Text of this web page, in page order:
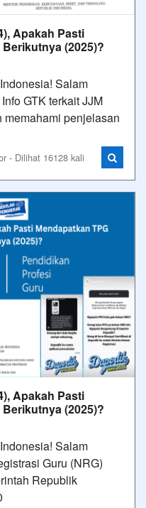
Apakah Pasti
(2025)?
Salam
GTK terkait JJM
memahami penjelasan
- Dilihat 16128 kali
Apakah Pasti
(2025)?
Salam
Guru (NRG)
Republik